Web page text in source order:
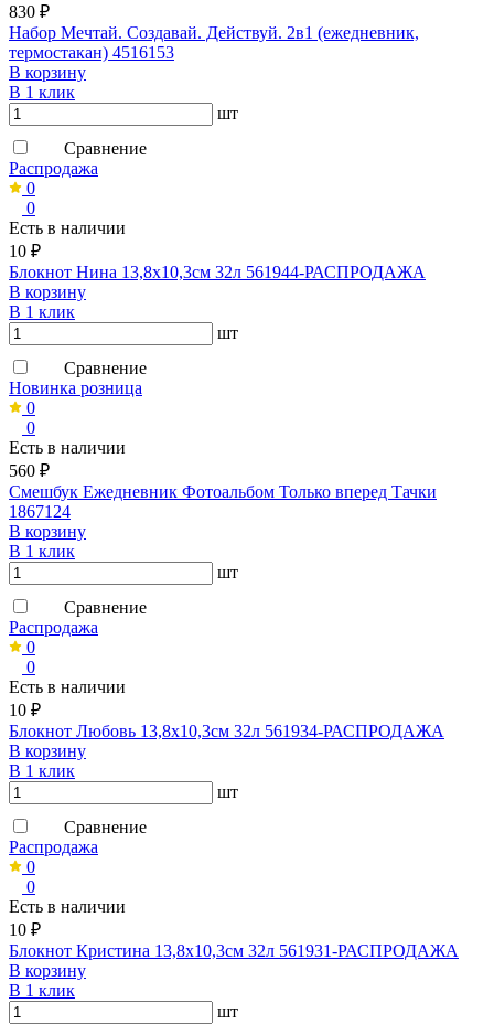
830 ₽
Набор Мечтай. Создавай. Действуй. 2в1 (ежедневник,
термостакан) 4516153
В корзину
В 1 клик
шт
Сравнение
Распродажа
0
0
Есть в наличии
10 ₽
Блокнот Нина 13,8х10,3см 32л 561944-РАСПРОДАЖА
В корзину
В 1 клик
шт
Сравнение
Новинка розница
0
0
Есть в наличии
560 ₽
Смешбук Ежедневник Фотоальбом Только вперед Тачки
1867124
В корзину
В 1 клик
шт
Сравнение
Распродажа
0
0
Есть в наличии
10 ₽
Блокнот Любовь 13,8х10,3см 32л 561934-РАСПРОДАЖА
В корзину
В 1 клик
шт
Сравнение
Распродажа
0
0
Есть в наличии
10 ₽
Блокнот Кристина 13,8х10,3см 32л 561931-РАСПРОДАЖА
В корзину
В 1 клик
шт